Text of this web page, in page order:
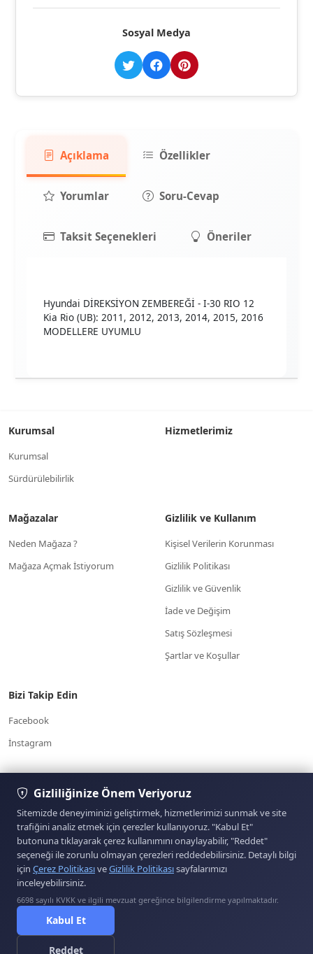
Sosyal Medya
Açıklama Özellikler
Yorumlar Soru-Cevap
Taksit Seçenekleri Öneriler
Hyundai DİREKSİYON ZEMBEREĞİ - I-30 RIO 12
Kia Rio (UB): 2011, 2012, 2013, 2014, 2015, 2016
MODELLERE UYUMLU
Kurumsal
Kurumsal
Sürdürülebilirlik
Hizmetlerimiz
Mağazalar
Neden Mağaza ?
Mağaza Açmak İstiyorum
Gizlilik ve Kullanım
Kişisel Verilerin Korunması
Gizlilik Politikası
Gizlilik ve Güvenlik
İade ve Değişim
Satış Sözleşmesi
Şartlar ve Koşullar
Bizi Takip Edin
Facebook
İnstagram
7/24 Müşteri
Hizmetleri
05354574303
Yardım Merkezi
www.otoparcabul.com/
Sitemizde yer alan kullanıcıların oluşturduğu tüm
içerik, görüş ve bilgilerin doğruluğu, eksiksiz ve
değişmez olduğu, yayınlanması ile ilgili yasal
yükümlülükler içeriği oluşturan kullanıcıya aittir. Bu
içeriğin, görüş ve bilgilerin yanlışlık, eksiklik veya
yasalarla düzenlenmiş kurallara aykırılığından sitemiz
hiçbir şekilde sorumlu değildir. Sorularınız için ilan
sahibi ile irtibata geçebilirsiniz.
ETBİS'e Kayıtlıdır.
Gizliliğinize Önem Veriyoruz
Sitemizde deneyiminizi geliştirmek, hizmetlerimizi sunmak ve site
trafiğini analiz etmek için çerezler kullanıyoruz. "Kabul Et"
butonuna tıklayarak çerez kullanımını onaylayabilir, "Reddet"
seçeneği ile zorunlu olmayan çerezleri reddedebilirsiniz. Detaylı bilgi
için Çerez PolitikasıveGizlilik Politikasısayfalarımızı
inceleyebilirsiniz.
6698 sayılı KVKK ve ilgili mevzuat gereğince bilgilendirme yapılmaktadır.
Kabul Et
Reddet